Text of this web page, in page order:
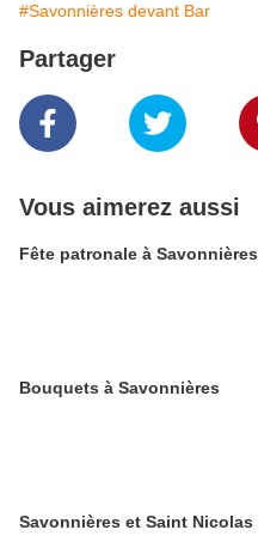
#Savonnières devant Bar
Partager
Vous aimerez aussi
Fête patronale à Savonnières
Bouquets à Savonnières
Savonnières et Saint Nicolas